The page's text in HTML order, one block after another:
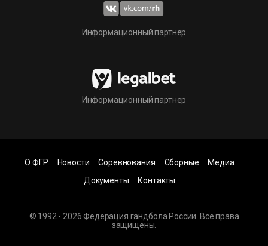
Информационный партнер
Информационный партнер
© 1992 - 2026 Федерация гандбола России. Все права
защищены.
О ФГР Новости Соревнования Сборные
Медиа
Документы
Контакты